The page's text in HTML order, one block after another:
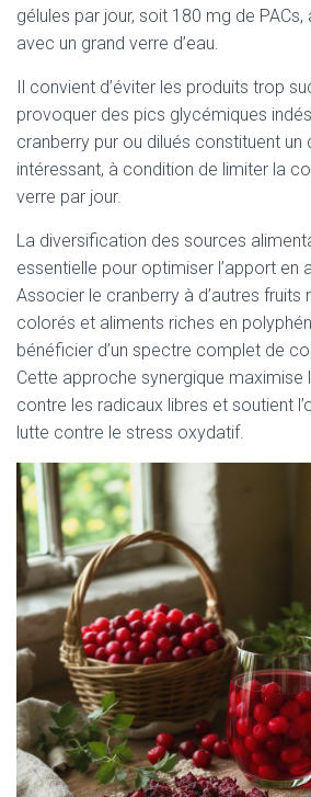
gélules par jour, soit 180 mg de PACs,
avec un grand verre d’eau.
Il convient d’éviter les produits trop
provoquer des pics glycémiques
cranberry pur ou dilués constituent
intéressant, à condition de limiter la
verre par jour.
La diversification des sources
essentielle pour optimiser l’apport en
Associer le cranberry à d’autres fruits
colorés et aliments riches en
bénéficier d’un spectre complet de
Cette approche synergique
contre les radicaux libres et soutient
lutte contre le stress oxydatif.